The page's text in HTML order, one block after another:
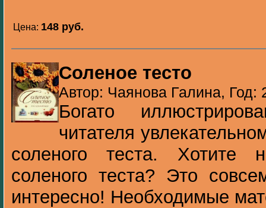
Цена: 148 pуб.
Соленое тесто
Автор: Чаянова Галина, Год:
Богато
читателя
соленого теста. Хотите
соленого теста? Это
интересно! Необходимые